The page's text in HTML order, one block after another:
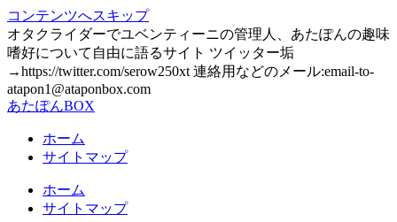
コンテンツへスキップ
オタクライダーでユベンティーニの管理人、あたぽんの趣味
嗜好について自由に語るサイト ツイッター垢
→https://twitter.com/serow250xt 連絡用などのメール:email-to-
atapon1@ataponbox.com
あたぽんBOX
ホーム
サイトマップ
ホーム
サイトマップ